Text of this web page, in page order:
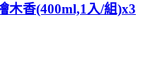
木香(400ml,1入/組)x3